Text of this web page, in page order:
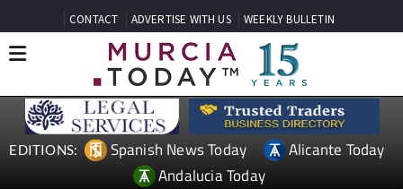
CONTACT ADVERTISE WITH US WEEKLY BULLETIN
EDITIONS: Spanish News Today
Alicante Today
Andalucia Today